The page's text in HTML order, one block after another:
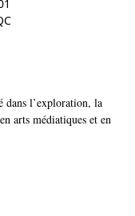
dans l’exploration, la
arts médiatiques et en